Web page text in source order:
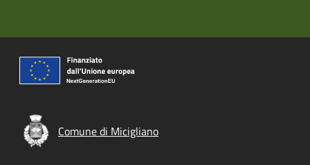
Comune di Micigliano